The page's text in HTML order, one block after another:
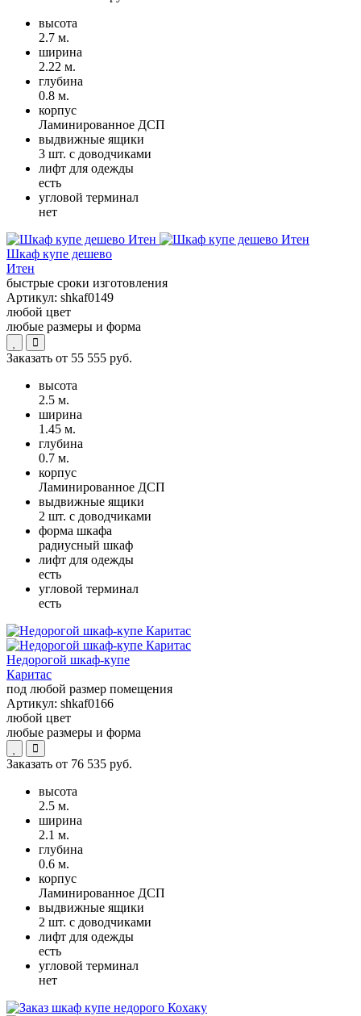
высота
2.7 м.
ширина
2.22 м.
глубина
0.8 м.
корпус
Ламинированное ДСП
выдвижные ящики
3 шт. с доводчиками
лифт для одежды
есть
угловой терминал
нет
Шкаф купе дешево
Итен
быстрые сроки изготовления
Артикул: shkaf0149
любой цвет
любые размеры и форма
Заказать от 55 555 руб.
высота
2.5 м.
ширина
1.45 м.
глубина
0.7 м.
корпус
Ламинированное ДСП
выдвижные ящики
2 шт. с доводчиками
форма шкафа
радиусный шкаф
лифт для одежды
есть
угловой терминал
есть
Недорогой шкаф-купе
Каритас
под любой размер помещения
Артикул: shkaf0166
любой цвет
любые размеры и форма
Заказать от 76 535 руб.
высота
2.5 м.
ширина
2.1 м.
глубина
0.6 м.
корпус
Ламинированное ДСП
выдвижные ящики
2 шт. с доводчиками
лифт для одежды
есть
угловой терминал
нет